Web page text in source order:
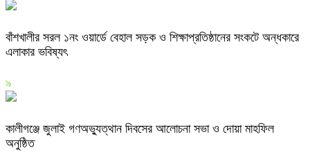
বাঁশখালীর সরল ১নং ওয়ার্ডে বেহাল সড়ক ও শিক্ষাপ্রতিষ্ঠানের সংকটে অন্ধকারে
এলাকার ভবিষ্যৎ
৯
কালীগঞ্জে জুলাই গণঅভ্যুত্থান দিবসের আলোচনা সভা ও দোয়া মাহফিল
অনুষ্ঠিত